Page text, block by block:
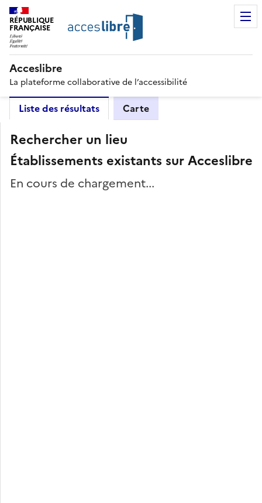
RÉPUBLIQUE
FRANÇAISE
Acceslibre
La plateforme collaborative de l’accessibilité
Liste des résultats Carte
Rechercher un lieu
Établissements existants sur Acceslibre
En cours de chargement...